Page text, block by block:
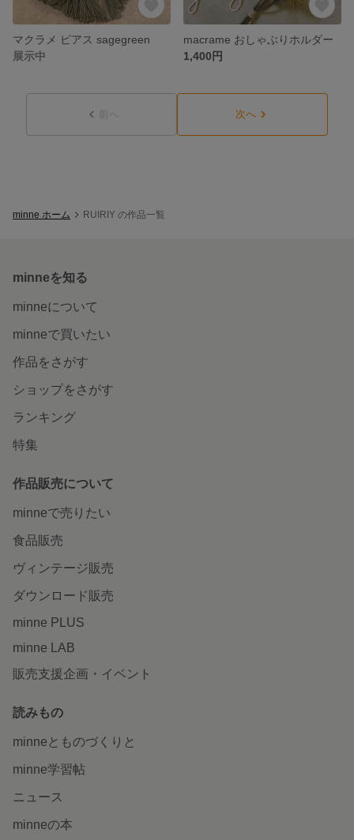
マクラメ ピアス sagegreen
展示中
macrame おしゃぶりホルダー
1,400円
前へ 次へ
minne ホーム RUIRIY の作品一覧
minneを知る
minneについて
minneで買いたい
作品をさがす
ショップをさがす
ランキング
特集
作品販売について
minneで売りたい
食品販売
ヴィンテージ販売
ダウンロード販売
minne PLUS
minne LAB
販売支援企画・イベント
読みもの
minneとものづくりと
minne学習帖
ニュース
minneの本